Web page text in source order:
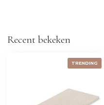
Recent bekeken
TRENDING